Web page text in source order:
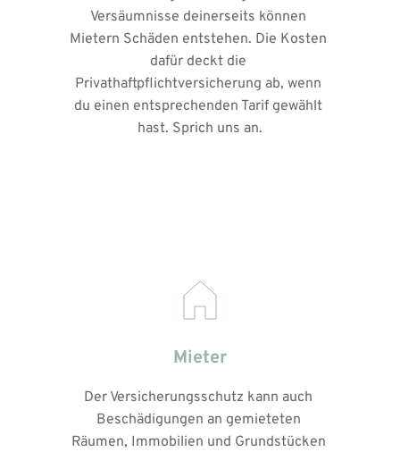
Versäumnisse deinerseits können
Mietern Schäden entstehen. Die Kosten
dafür deckt die
Privathaftpflichtversicherung ab, wenn
du einen entsprechenden Tarif gewählt
hast. Sprich uns an.
Mieter
Der Versicherungsschutz kann auch
Beschädigungen an gemieteten
Räumen, Immobilien und Grundstücken